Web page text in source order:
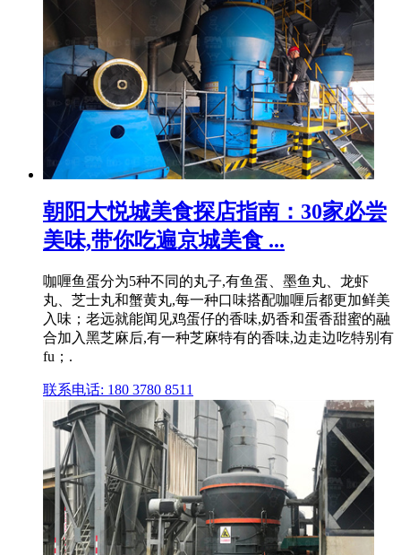
朝阳大悦城美食探店指南：30家必尝
美味,带你吃遍京城美食 ...
咖喱鱼蛋分为5种不同的丸子,有鱼蛋、墨鱼丸、龙虾
丸、芝士丸和蟹黄丸,每一种口味搭配咖喱后都更加鲜美
入味；老远就能闻见鸡蛋仔的香味,奶香和蛋香甜蜜的融
合加入黑芝麻后,有一种芝麻特有的香味,边走边吃特别有
fu；.
联系电话: 180 3780 8511